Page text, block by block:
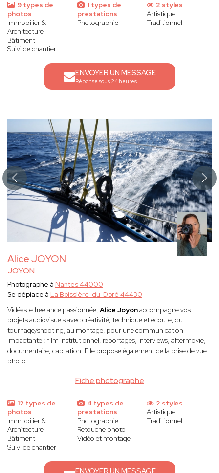
9 types de
photos
Immobilier &
Architecture
Bâtiment
Suivi de chantier
1 types de
prestations
Photographie
2 styles
Artistique
Traditionnel
ENVOYER UN MESSAGE
Réponse sous 24 heures
Alice JOYON
JOYON
Fiche photographe
Photographe à Nantes 44000
Se déplace à La Boissière-du-Doré 44430
Vidéaste freelance passionnée, Alice Joyonaccompagne vos
projets audiovisuels avec créativité, technique et écoute, du
tournage/shooting, au montage, pour une communication
impactante : film institutionnel, reportages, interviews, aftermovie,
documentaire, captation. Elle propose également de la prise de vue
photo.
12 types de
photos
Immobilier &
Architecture
Bâtiment
Suivi de chantier
4 types de
prestations
Photographie
Retouche photo
Vidéo et montage
2 styles
Artistique
Traditionnel